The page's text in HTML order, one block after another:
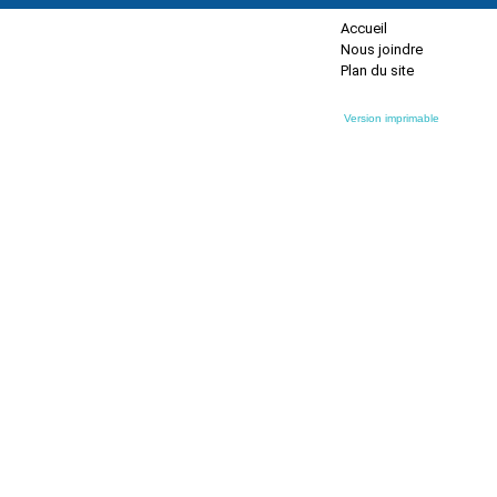
Accueil
Nous joindre
Plan du site
Version imprimable